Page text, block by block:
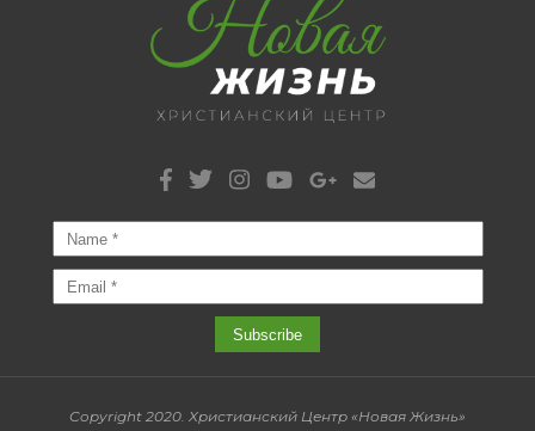
Copyright 2020. Христианский Центр «Новая Жизнь»